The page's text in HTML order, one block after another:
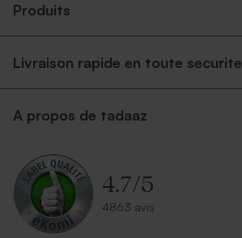
Produits
Livraison rapide en toute securite
A propos de tadaaz
4.7/5
4863 avis